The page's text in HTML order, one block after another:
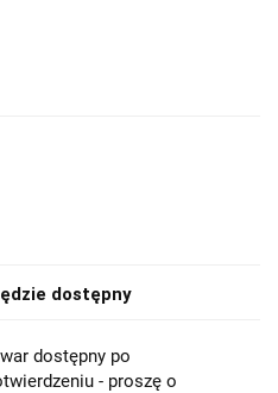
dostępny
dostępny po
- proszę o